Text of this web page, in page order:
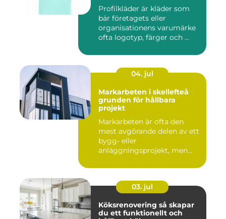
Profilkläder är kläder som
bär företagets eller
organisationens varumärke
ofta logotyp, färger och ...
04. jul
Markarbeten i skellefteå
grunden för hållbara
projekt
Markarbeten är ofta den
mest avgörande delen av ett
bygg- eller
anläggningsprojekt, men
03. jul
Köksrenovering så skapar
du ett funktionellt och